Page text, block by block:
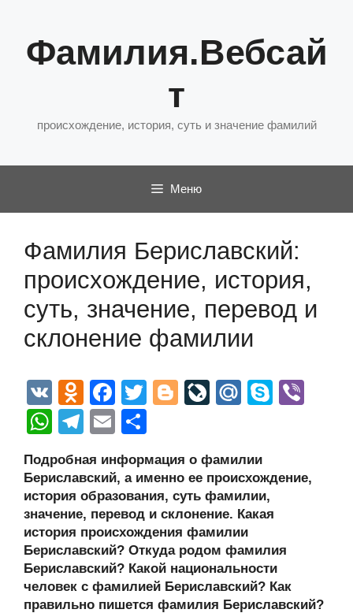
содержимому
Фамилия.Вебсай
т
происхождение, история, суть и значение фамилий
Меню
Фамилия Бериславский:
происхождение, история,
суть, значение, перевод и
склонение фамилии
V
K
O
d
n
o
kl
a
ss
ni
ki
F
a
c
e
b
o
o
k
T
er
Bl
g
er
Li
J
o
ur
n
al
M
u
S
e
W
at
s
A
p
p
T
e
gr
a
m
E
ail р
а
в
и
ть
Подробная информация о фамилии
Бериславский, а именно ее происхождение,
история образования, суть фамилии,
значение, перевод и склонение. Какая
история происхождения фамилии
Бериславский? Откуда родом фамилия
Бериславский? Какой национальности
человек с фамилией Бериславский? Как
правильно пишется фамилия Бериславский?